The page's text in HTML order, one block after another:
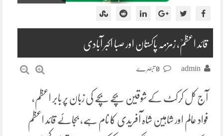
قائد اعظمؒ، زمزمہ پاکستان اور صبا اکبر آبادی
admin
آج کل کرکٹ کے شوقین بچے بچے کی زبان پر بابر اعظم،
فواد عالم اور شاہین شاہ آفریدی کا نام ہے، بجائے قائد اعظم